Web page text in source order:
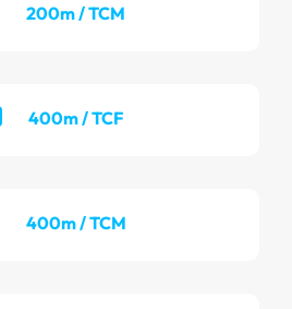
200m / TCM
400m / TCF
400m / TCM